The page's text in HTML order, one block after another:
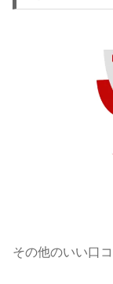
その他のいい口